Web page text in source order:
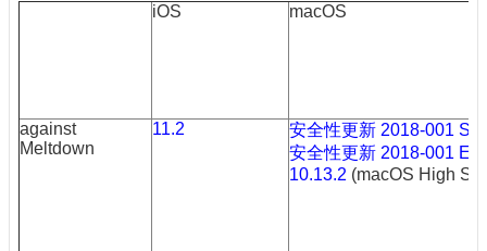
iOS
macOS
against
Meltdown
11.2
安全性更新 2018-001
安全性更新 2018-001 El
10.13.2 (macOS High